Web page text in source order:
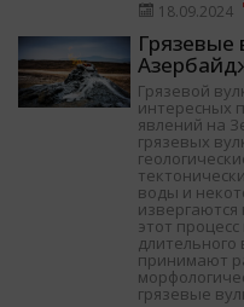
18.09.2024
Грязевые
Грязевой
интересных
явлений на
грязевых
воды и
этот
длительного
принимают
грязевые